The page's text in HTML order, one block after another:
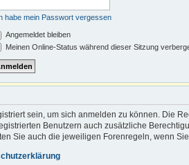
habe mein Passwort vergessen
Angemeldet bleiben
Meinen Online-Status während dieser Sitzung
sein, um sich anmelden zu können. Die
Benutzern auch zusätzliche
Sie auch die jeweiligen Forenregeln, wenn